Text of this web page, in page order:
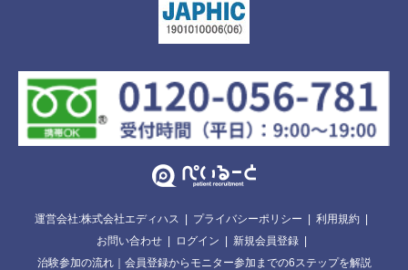
運営会社:株式会社エディハス プライバシーポリシー
利用規約
お問い合わせ
ログイン
新規会員登録
治験参加の流れ｜会員登録からモニター参加までの6ステップを解説